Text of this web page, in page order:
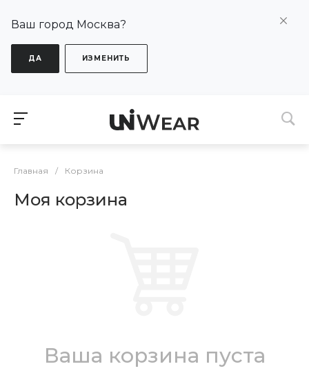
Ваш город Москва?
ДА ИЗМЕНИТЬ
Главная / Корзина
Моя корзина
Ваша корзина пуста